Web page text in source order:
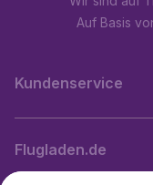
Auf Basis
Kundenservice
Flugladen.de